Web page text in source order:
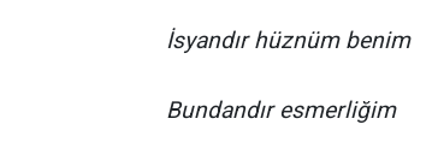
İsyandır hüznüm benim
Bundandır esmerliğim